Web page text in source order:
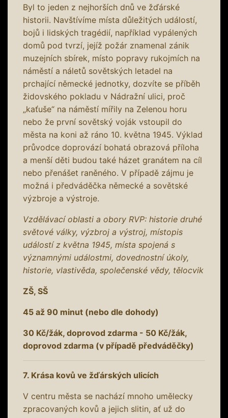
Byl to jeden z nejhorších dnů ve žďárské
historii. Navštívíme místa důležitých událostí,
bojů i lidských tragédií, například vypálených
domů pod tvrzí, jejíž požár znamenal zánik
muzejních sbírek, místo popravy rukojmích na
náměstí a náletů sovětských letadel na
prchající německé jednotky, dozvíte se příběh
židovského pokladu v Nádražní ulici, proč
„kaťuše“ na náměstí mířily na Zelenou horu
nebo že první sovětský voják vstoupil do
města na koni až ráno 10. května 1945. Výklad
průvodce doprovází bohatá obrazová příloha
a menší děti budou také házet granátem na cíl
nebo přenášet raněného. V případě zájmu je
možná i předváděčka německé a sovětské
výzbroje a výstroje.
Vzdělávací oblasti a obory RVP: historie druhé
světové války, výzbroj a výstroj, místopis
událostí z května 1945, místa spojená s
významnými událostmi, dovednostní úkoly,
historie, vlastivěda, společenské vědy, tělocvik
ZŠ, SŠ
45 až 90 minut (nebo dle dohody)
30 Kč/žák, doprovod zdarma - 50 Kč/žák,
doprovod zdarma (v případě předváděčky)
7. Krása kovů ve žďárských ulicích
V centru města se nachází mnoho umělecky
zpracovaných kovů a jejich slitin, ať už do